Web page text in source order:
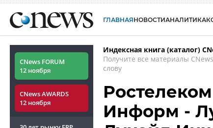
ГЛАВНАЯНОВОСТИАНАЛИТИКА
CNews FORUM
12 ноября
CNews AWARDS
12 ноября
Индексная книга (каталог)
Получите все материалы
слову
Информ -